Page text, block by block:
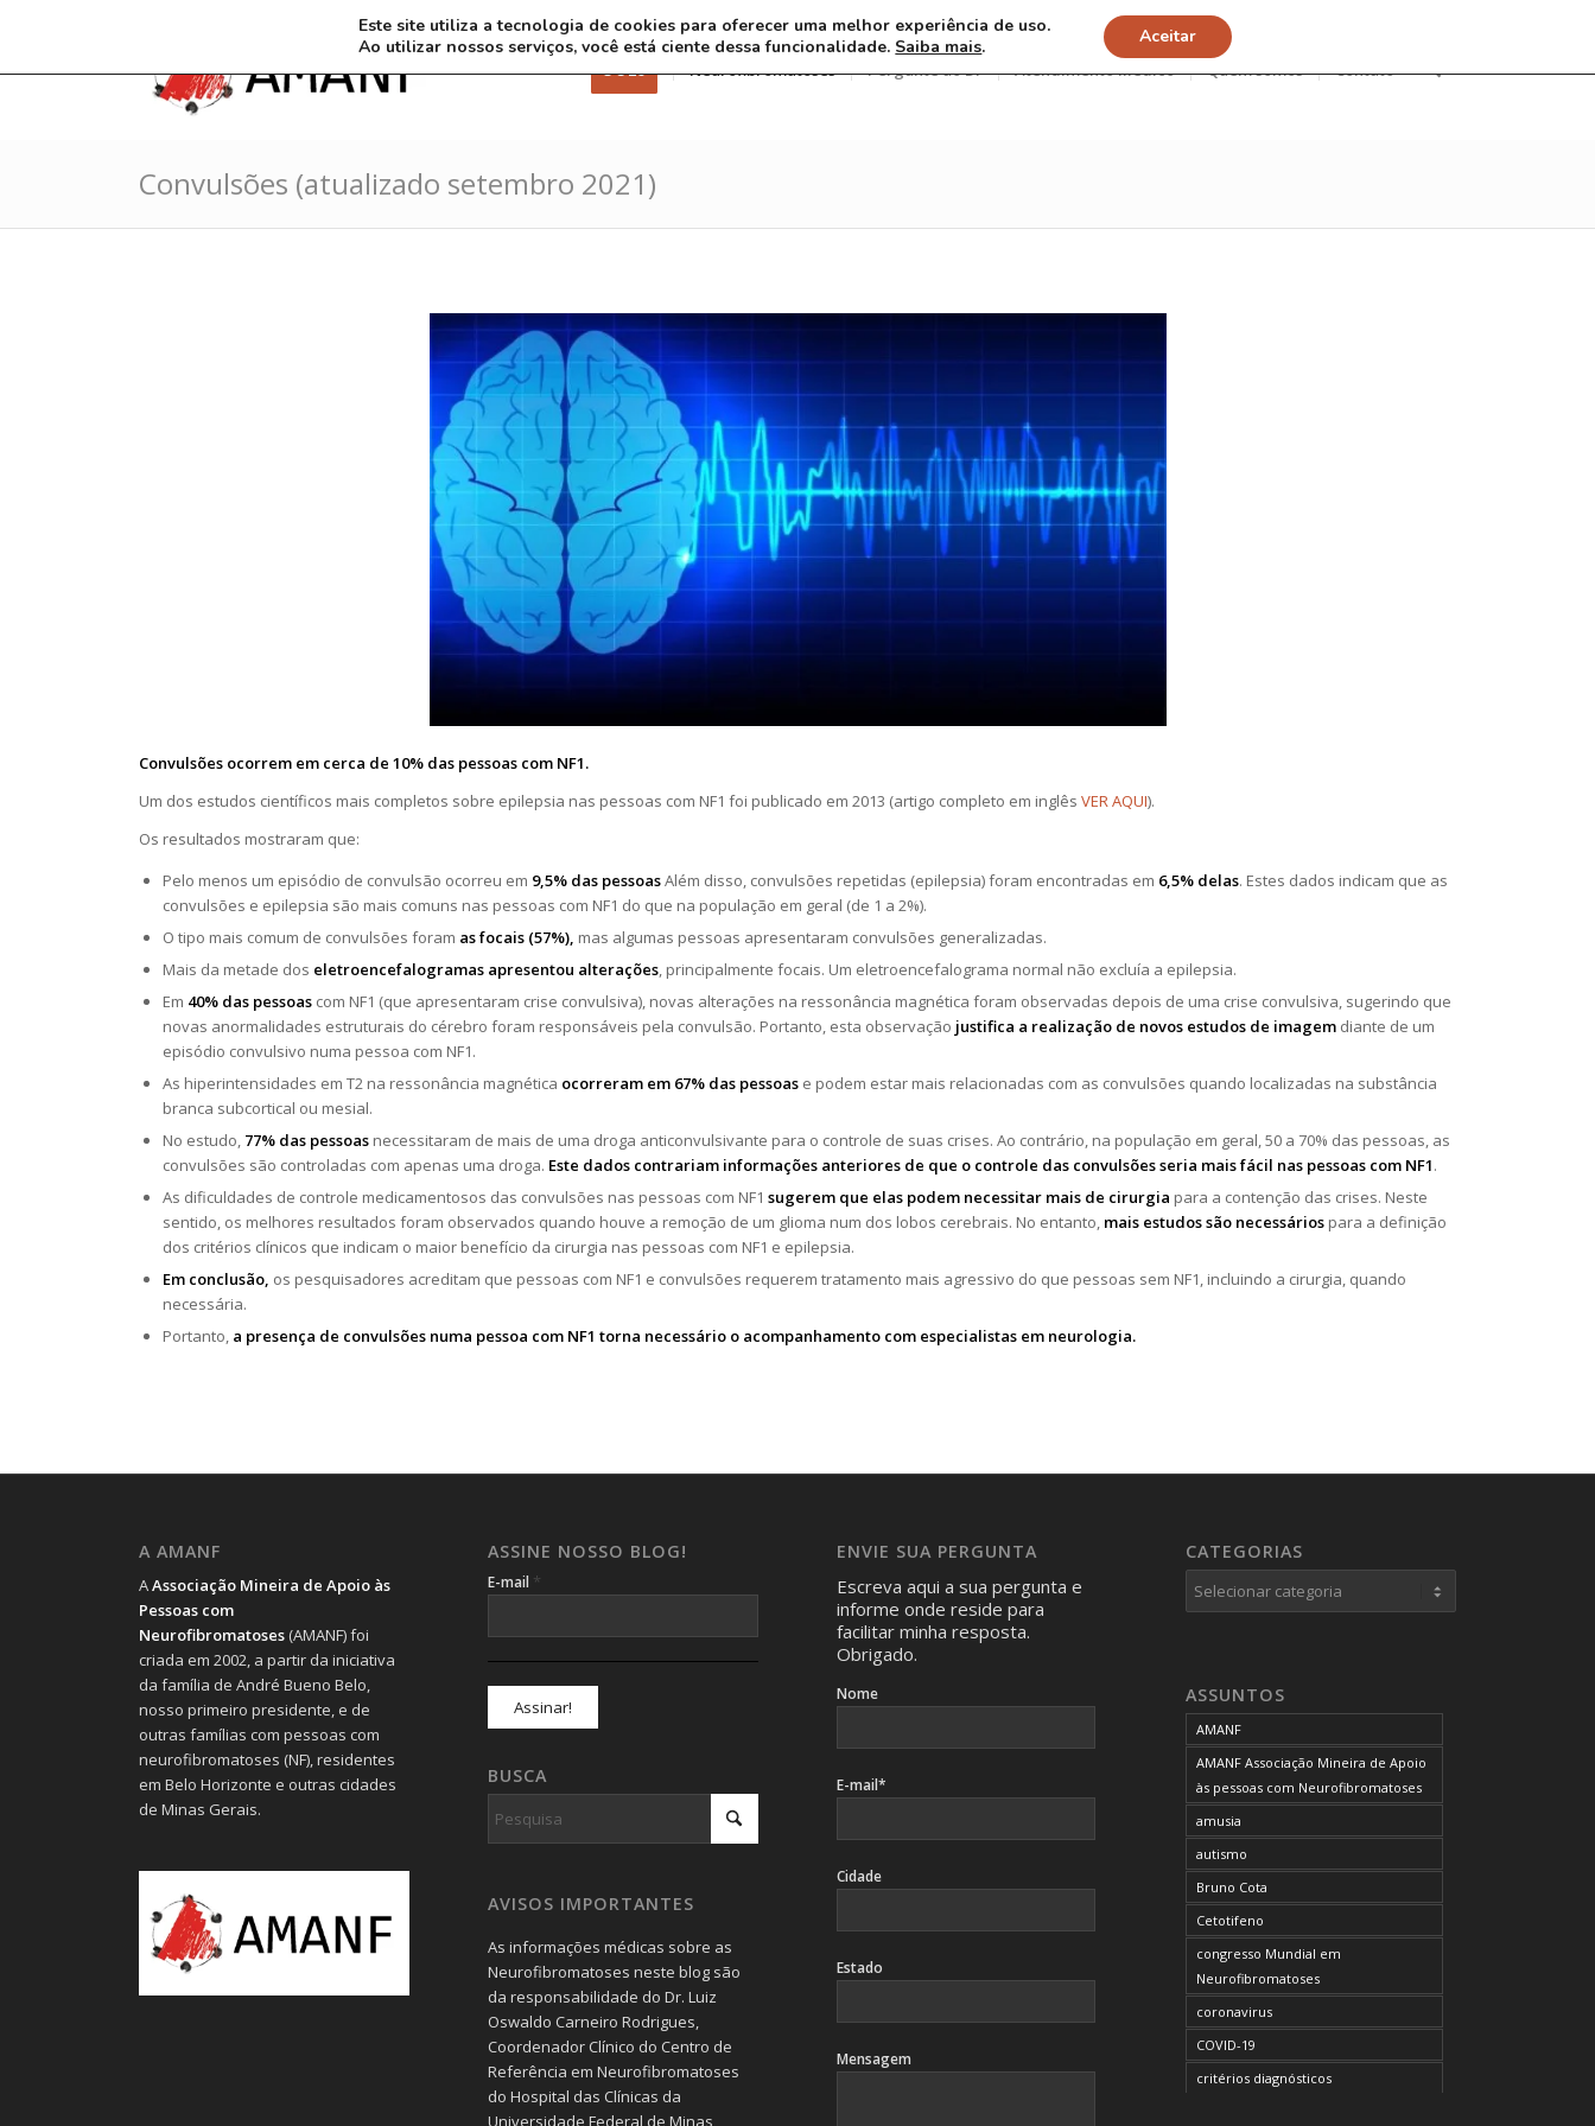
3 8 26 Neurofibromatoses Pergunte ao Dr Atendimento Médico Quem somos Contato
Convulsões (atualizado setembro 2021)
Convulsões ocorrem em cerca de 10% das pessoas com NF1.
Um dos estudos científicos mais completos sobre epilepsia nas pessoas com NF1 foi publicado em 2013 (artigo completo em inglêsVER AQUI).
Os resultados mostraram que:
Pelo menos um episódio de convulsão ocorreu em 9,5% das pessoasAlém disso, convulsões repetidas (epilepsia) foram encontradas em 6,5% delas. Estes dados indicam que as
convulsões e epilepsia são mais comuns nas pessoas com NF1 do que na população em geral (de 1 a 2%).
O tipo mais comum de convulsões foram as focais (57%), mas algumas pessoas apresentaram convulsões generalizadas.
Mais da metade dos eletroencefalogramas apresentou alterações, principalmente focais. Um eletroencefalograma normal não excluía a epilepsia.
Em 40% das pessoas com NF1 (que apresentaram crise convulsiva), novas alterações na ressonância magnética foram observadas depois de uma crise convulsiva, sugerindo que
novas anormalidades estruturais do cérebro foram responsáveis pela convulsão. Portanto, esta observação justifica a realização de novos estudos de imagem diante de um
episódio convulsivo numa pessoa com NF1.
As hiperintensidades em T2 na ressonância magnética ocorreram em 67% das pessoas e podem estar mais relacionadas com as convulsões quando localizadas na substância
branca subcortical ou mesial.
No estudo, 77% das pessoas necessitaram de mais de uma droga anticonvulsivante para o controle de suas crises. Ao contrário, na população em geral, 50 a 70% das pessoas, as
convulsões são controladas com apenas uma droga. Este dados contrariam informações anteriores de que o controle das convulsões seria mais fácil nas pessoas com NF1.
As dificuldades de controle medicamentosos das convulsões nas pessoas com NF1sugerem que elas podem necessitar mais de cirurgia para a contenção das crises. Neste
sentido, os melhores resultados foram observados quando houve a remoção de um glioma num dos lobos cerebrais. No entanto, mais estudos são necessários para a definição
dos critérios clínicos que indicam o maior benefício da cirurgia nas pessoas com NF1 e epilepsia.
Em conclusão, os pesquisadores acreditam que pessoas com NF1 e convulsões requerem tratamento mais agressivo do que pessoas sem NF1, incluindo a cirurgia, quando
necessária.
Portanto, a presença de convulsões numa pessoa com NF1 torna necessário o acompanhamento com especialistas em neurologia.
A AMANF
AAssociação Mineira de Apoio às
Pessoas com
Neurofibromatoses (AMANF) foi
criada em 2002, a partir da iniciativa
da família de André Bueno Belo,
nosso primeiro presidente, e de
outras famílias com pessoas com
neurofibromatoses (NF), residentes
em Belo Horizonte e outras cidades
de Minas Gerais.
ASSINE NOSSO BLOG!
E-mail *
BUSCA
AVISOS IMPORTANTES
As informações médicas sobre as
Neurofibromatoses neste blog são
da responsabilidade do Dr. Luiz
Oswaldo Carneiro Rodrigues,
Coordenador Clínico do Centro de
Referência em Neurofibromatoses
do Hospital das Clínicas da
Universidade Federal de Minas
ENVIE SUA PERGUNTA
Escreva aqui a sua pergunta e
informe onde reside para
facilitar minha resposta.
Obrigado.
Nome
E-mail*
Cidade
Estado
Mensagem
CATEGORIAS
Categorias
ASSUNTOS
AMANF
AMANF Associação Mineira de Apoio
às pessoas com Neurofibromatoses
amusia
autismo
Bruno Cota
Cetotifeno
congresso Mundial em
Neurofibromatoses
coronavirus
COVID-19
critérios diagnósticos
Este site utiliza a tecnologia de cookies para oferecer uma melhor experiência de uso.
Ao utilizar nossos serviços, você está ciente dessa funcionalidade. Saiba mais. Aceitar